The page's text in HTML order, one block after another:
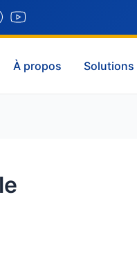
À propos Solutions